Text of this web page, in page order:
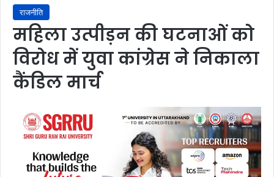
राजनीति
महिला उत्पीड़न की घटनाओं को
विरोध में युवा कांग्रेस ने निकाला
कैंडिल मार्च